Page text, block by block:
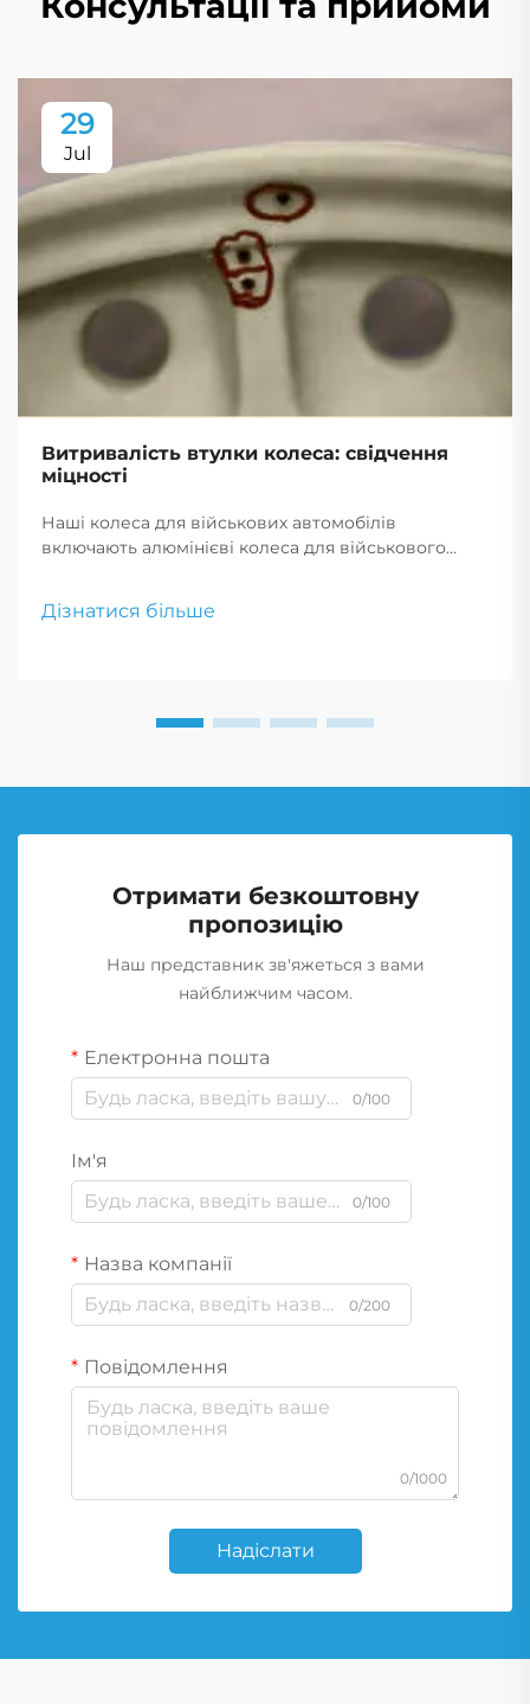
29
Jul
Витривалість втулки колеса: свідчення
міцності
Наші колеса для військових автомобілів
включають алюмінієві колеса для військового
та продуктивності, ці колеса ідеально підходять
Дізнатися більше
Отримати безкоштовну
пропозицію
Наш представник зв'яжеться з вами
найближчим часом.
Електронна пошта
0/100
Ім'я
0/100
Назва компанії
0/200
Повідомлення
0/1000
Надіслати